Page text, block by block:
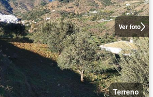
Ver foto
Terreno